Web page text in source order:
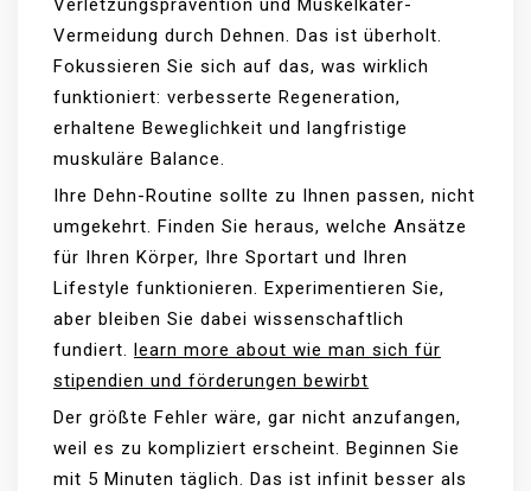
Verletzungsprävention und Muskelkater-
Vermeidung durch Dehnen. Das ist überholt.
Fokussieren Sie sich auf das, was wirklich
funktioniert: verbesserte Regeneration,
erhaltene Beweglichkeit und langfristige
muskuläre Balance.
Ihre Dehn-Routine sollte zu Ihnen passen, nicht
umgekehrt. Finden Sie heraus, welche Ansätze
für Ihren Körper, Ihre Sportart und Ihren
Lifestyle funktionieren. Experimentieren Sie,
aber bleiben Sie dabei wissenschaftlich
fundiert. learn more about wie man sich für
stipendien und förderungen bewirbt
Der größte Fehler wäre, gar nicht anzufangen,
weil es zu kompliziert erscheint. Beginnen Sie
mit 5 Minuten täglich. Das ist infinit besser als